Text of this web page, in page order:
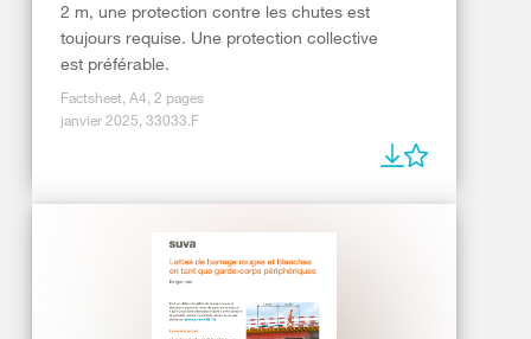
2 m, une protection contre les chutes est
toujours requise. Une protection collective
est préférable.
Factsheet, A4, 2 pages
janvier 2025, 33033.F